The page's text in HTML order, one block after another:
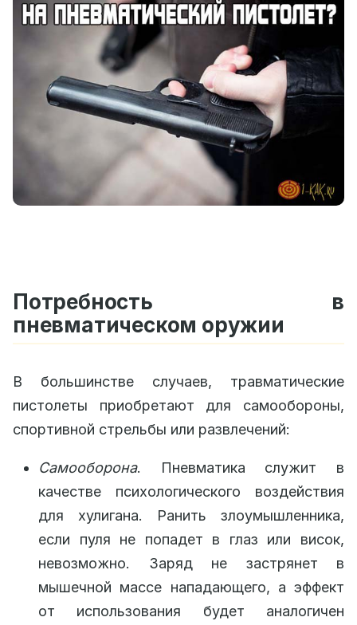
Потребность в
пневматическом оружии
В большинстве случаев, травматические
пистолеты приобретают для самообороны,
спортивной стрельбы или развлечений:
Самооборона. Пневматика служит в
качестве психологического воздействия
для хулигана. Ранить злоумышленника,
если пуля не попадет в глаз или висок,
невозможно. Заряд не застрянет в
мышечной массе нападающего, а эффект
от использования будет аналогичен